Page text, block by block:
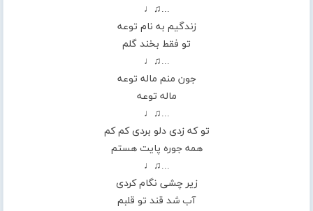
...♫♩
زندگیم به نام توعه
تو فقط بخند گلم
...♫♩
جون منم ماله توعه
ماله توعه
...♫♩
تو که زدی دلو بردی کم کم
همه جوره پایت هستم
...♫♩
زیر چشی نگام کردی
آب شد قند تو قلبم